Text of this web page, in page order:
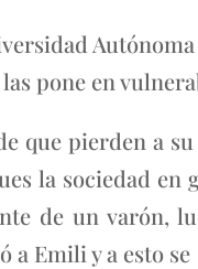
pone en
que pierden a
la sociedad
de un varón,
a Emili y a esto